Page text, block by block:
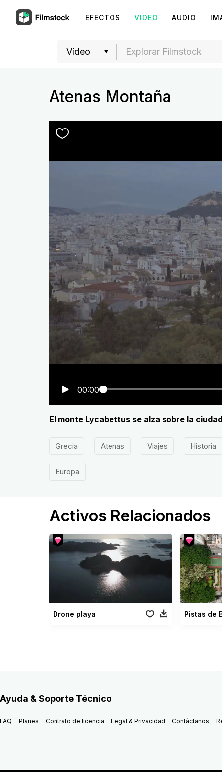
EFECTOS VIDEO AUDIO
Atenas Montaña
00:00
El monte Lycabettus se alza sobre la
Grecia Atenas Viajes Historia
Europa
Activos Relacionados
Drone playa Pistas de
Ayuda & Soporte Técnico
FAQ Planes Contrato de licencia Legal & Privacidad Contáctanos